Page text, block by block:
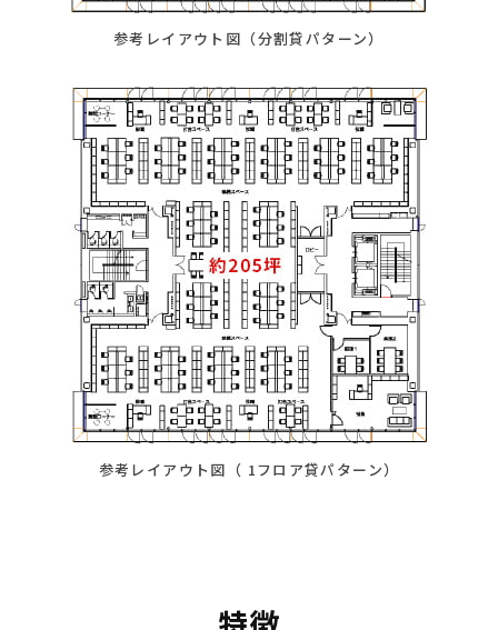
参考レイアウト図（分割貸パターン）
参考レイアウト図（ 1フロア貸パターン）